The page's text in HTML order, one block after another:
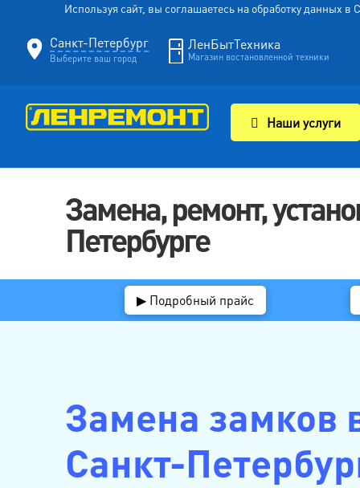
Используя сайт, вы соглашаетесь на обработку данных
Санкт-Петербург
Выберите ваш город
ЛенБытТехника
Магазин востановленной техники
Наши услуги
Замена, ремонт,
Петербурге
▶ Подробный прайс
Замена замков
Санкт-